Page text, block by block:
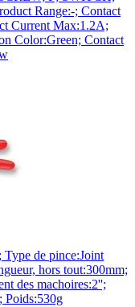
Range:-; Contact
Current Max:1.2A;
Color:Green; Contact
de pince:Joint
hors tout:300mm;
des machoires:2'';
Poids:530g